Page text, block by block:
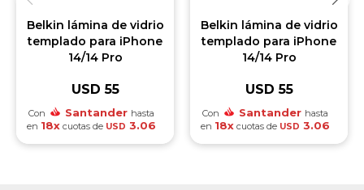
Belkin lámina de vidrio
templado para iPhone
14/14 Pro
USD 55
Con Santander hasta
en 18x cuotas de USD 3.06
Belkin lámina de vidrio
templado para iPhone
14/14 Pro
USD 55
Con Santander hasta
en 18x cuotas de USD 3.06